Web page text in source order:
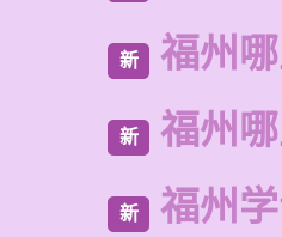
新 福州
新 福州
新 福州